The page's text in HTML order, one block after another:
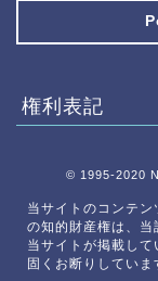
権利表記
© 1995-2020
当サイトのコンテ
の知的財産権は、当
当サイトが掲載し
固くお断りしていま